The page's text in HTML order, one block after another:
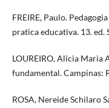
FREIRE, Paulo.
pratica educativa. 13. ed.
LOUREIRO, Alicia Maria
fundamental. Campinas:
ROSA, Nereide Schilaro